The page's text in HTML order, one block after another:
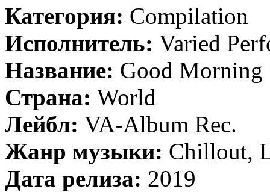
Категория: Compilation
Исполнитель: Varied
Название: Good Morning
Страна: World
Лейбл: VA-Album Rec.
Жанр музыки: Chillout,
Дата релиза: 2019